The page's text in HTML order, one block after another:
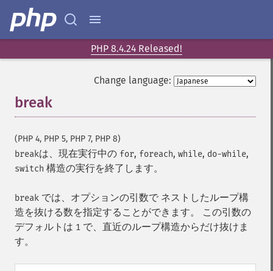
PHP 8.4.24 Released!
Change language:
break
(PHP 4, PHP 5, PHP 7, PHP 8)
breakは、現在実行中の for, foreach, while, do-while,
switch 構造の実行を終了します。
break では、オプションの引数で ネストしたループ構
造を抜ける数を指定することができます。 この引数の
デフォルトは 1 で、直近のループ構造からだけ抜けま
す。